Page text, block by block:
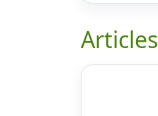
Articles